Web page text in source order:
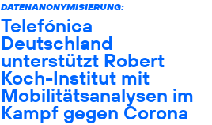
DATENANONYMISIERUNG:
Telefónica
Deutschland
unterstützt Robert
Koch-Institut mit
Mobilitätsanalysen im
Kampf gegen Corona